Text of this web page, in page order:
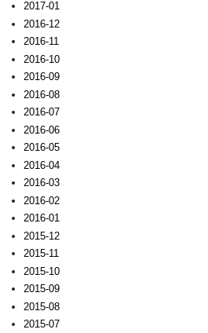
2017-01
2016-12
2016-11
2016-10
2016-09
2016-08
2016-07
2016-06
2016-05
2016-04
2016-03
2016-02
2016-01
2015-12
2015-11
2015-10
2015-09
2015-08
2015-07